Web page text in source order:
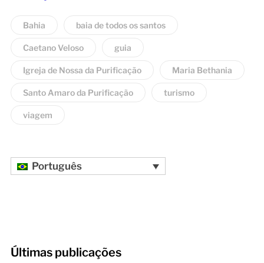
Bahia baia de todos os santos
Caetano Veloso guia
Igreja de Nossa da Purificação Maria Bethania
Santo Amaro da Purificação turismo
viagem
Português
Últimas publicações